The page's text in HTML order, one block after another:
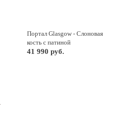
Портал Glasgow - Слоновая
кость с патиной
41 990 руб.